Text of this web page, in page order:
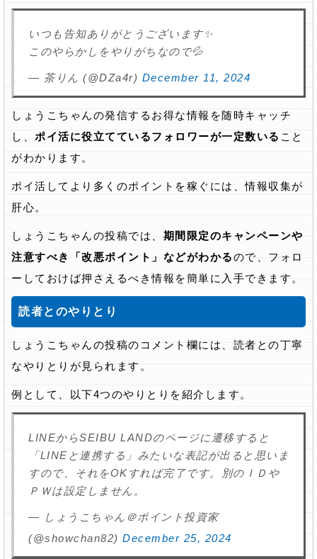
いつも告知ありがとうございます✨
このやらかしをやりがちなので💦
— 茶りん (@DZa4r) December 11, 2024
しょうこちゃんの発信するお得な情報を随時キャッチ
し、 ポイ活に役立てているフォロワーが一定数いる こと
がわかります。
ポイ活してより多くのポイントを稼ぐには、情報収集が
肝心。
しょうこちゃんの投稿では、 期間限定のキャンペーンや
注意すべき「改悪ポイント」などがわかるので、フォロ
ーしておけば押さえるべき情報を簡単に入手できます。
読者とのやりとり
しょうこちゃんの投稿のコメント欄には、読者との丁寧
なやりとりが見られます。
例として、以下4つのやりとりを紹介します。
LINEからSEIBU LANDのページに遷移すると
「LINEと連携する」みたいな表記が出ると思いま
すので、それをOKすれば完了です。別のＩＤや
ＰＷは設定しません。
— しょうこちゃん＠ポイント投資家
(@showchan82) December 25, 2024